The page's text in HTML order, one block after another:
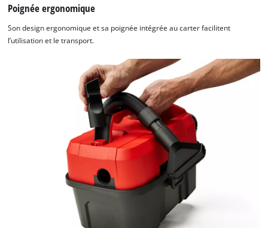
Nous avons besoin de votre accord pour
pouvoir charger Google Maps !
This content is not permitted to load due
to trackers that are not disclosed to the
visitor. The website owner needs to setup
the site with their CMP to add this content
to the list of technologies used.
Powered byUsercentrics Consent
Management Platform
Poignée ergonomique
Son design ergonomique et sa poignée intégrée au carter facilitent
l’utilisation et le transport.